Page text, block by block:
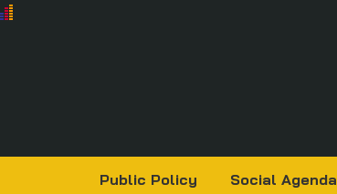
Public Policy Social Agenda